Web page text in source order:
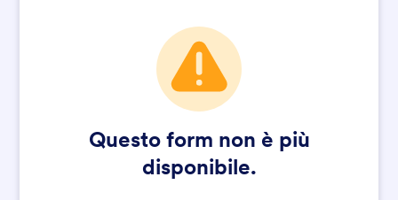
Questo form non è più
disponibile.